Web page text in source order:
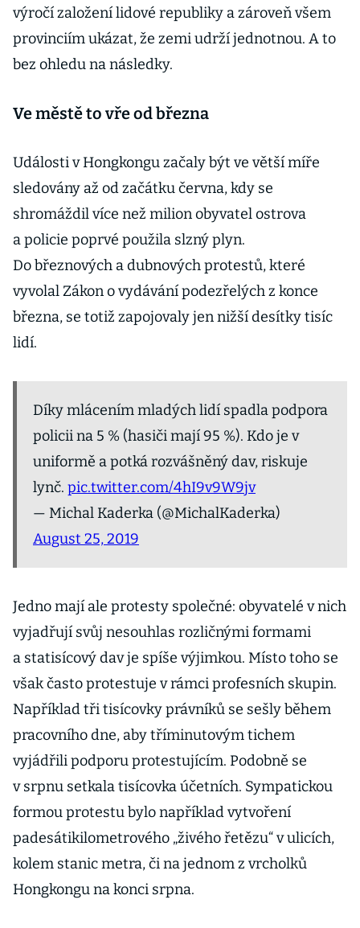
výročí založení lidové republiky a zároveň všem
provinciím ukázat, že zemi udrží jednotnou. A to
bez ohledu na následky.
Ve městě to vře od března
Události v Hongkongu začaly být ve větší míře
sledovány až od začátku června, kdy se
shromáždil více než milion obyvatel ostrova
a policie poprvé použila slzný plyn.
Do březnových a dubnových protestů, které
vyvolal Zákon o vydávání podezřelých z konce
března, se totiž zapojovaly jen nižší desítky tisíc
lidí.
Díky mlácením mladých lidí spadla podpora
policii na 5 % (hasiči mají 95 %). Kdo je v
uniformě a potká rozvášněný dav, riskuje
lynč. pic.twitter.com/4hI9v9W9jv
— Michal Kaderka (@MichalKaderka)
August 25, 2019
Jedno mají ale protesty společné: obyvatelé v nich
vyjadřují svůj nesouhlas rozličnými formami
a statisícový dav je spíše výjimkou. Místo toho se
však často protestuje v rámci profesních skupin.
Například tři tisícovky právníků se sešly během
pracovního dne, aby tříminutovým tichem
vyjádřili podporu protestujícím. Podobně se
v srpnu setkala tisícovka účetních. Sympatickou
formou protestu bylo například vytvoření
padesátikilometrového „živého řetězu“ v ulicích,
kolem stanic metra, či na jednom z vrcholků
Hongkongu na konci srpna.